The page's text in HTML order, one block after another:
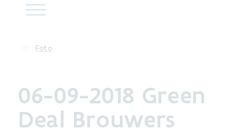
Foto
06-09-2018 Green
Deal Brouwers